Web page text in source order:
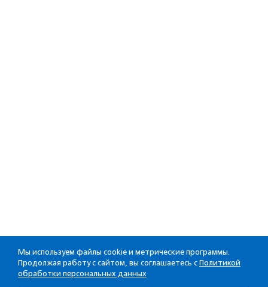
Мы используем файлы cookie и метрические программы.
Продолжая работу с сайтом, вы соглашаетесь с Политикой
обработки персональных данных